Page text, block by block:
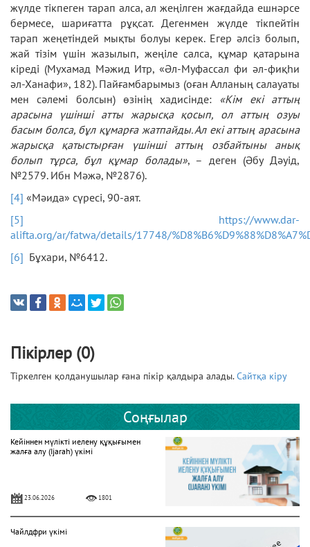
жүлде тікпеген тарап алса, ал жеңілген жағдайда ешнәрсе
бермесе, шариғатта рұқсат. Дегенмен жүлде тікпейтін
тарап жеңетіндей мықты болуы керек. Егер әлсіз болып,
жай тізім үшін жазылып, жеңіле салса, құмар қатарына
кіреді (Мухамад Мәжид Итр, «Әл-Муфассал фи әл-фиқһи
әл-Ханафи», 182). Пайғамбарымыз (оған Алланың салауаты
мен сәлемі болсын) өзінің хадисінде: «Кім екі аттың
арасына үшінші атты жарысқа қосып, ол аттың озуы
басым болса, бұл құмарға жатпайды. Ал екі аттың арасына
жарысқа қатыстырған үшінші аттың озбайтыны анық
болып тұрса, бұл құмар болады», – деген (Әбу Дәуід,
№2579. Ибн Мәжә, №2876).
[4] «Мәида» сүресі, 90-аят.
[5]
https://www.dar-
alifta.org/ar/fatwa/details/17748/
[6] Бұхари, №6412.
Пікірлер (0)
Тіркелген қолданушылар ғана пікір қалдыра алады.Сайтқа кіру
Соңғылар
Кейіннен мүлікті иелену құқығымен
жалға алу (Ijarah) үкімі
23.06.2026 1801
Чайлдфри үкімі